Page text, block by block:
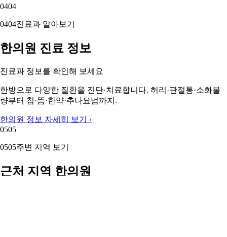
0404
0404진료과 알아보기
한의원 진료 정보
진료과 정보를 확인해 보세요
한방으로 다양한 질환을 진단·치료합니다. 허리·관절통·소화불
량부터 침·뜸·한약·추나요법까지.
한의원 정보 자세히 보기 ›
0505
0505주변 지역 보기
근처 지역 한의원